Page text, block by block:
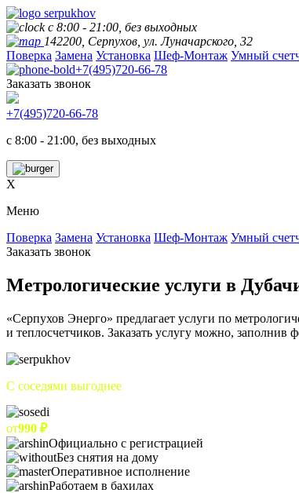
с 8:00 - 21:00, без выходных
142200, Серпухов, ул. Луначарского, 32
Поверка Замена Установка Шеф-Монтаж Умный
+7(495)720-66-78
Заказать звонок
+7(495)720-66-78
с 8:00 - 21:00, без выходных
X
Меню
Поверка Замена Установка Шеф-Монтаж Умный
Заказать звонок
Метрологические услуги в
«Серпухов Энерго» предлагает услуги по
и теплосчетчиков. Заказать услугу можно,
С соседями выгоднее
от990 ₽
Официально с регистрацией
Без снятия на дому
Оперативное исполнение
Работаем в бахилах